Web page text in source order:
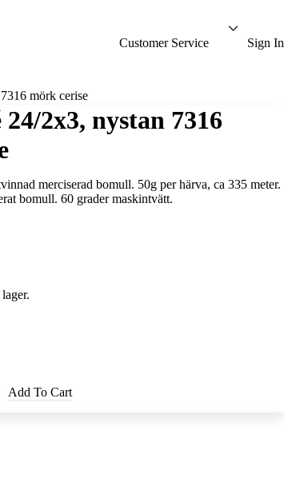
Customer Service Sign In
mörk cerise
2x3, nystan 7316
merciserad bomull. 50g per härva, ca 335 meter.
bomull. 60 grader maskintvätt.
Add To Cart